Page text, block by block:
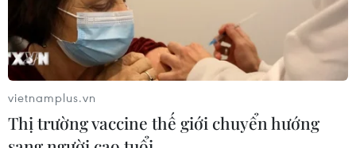
Thiếu vốn trung dài hạn khiến áp lực tăng
lãi suất rất lớn
vietnamplus.vn
Thị trường vaccine thế giới chuyển hướng